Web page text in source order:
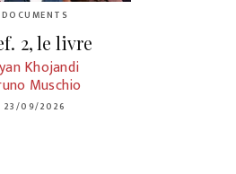
DOCUMENTS
2, le livre
Khojandi
Muschio
23/09/2026